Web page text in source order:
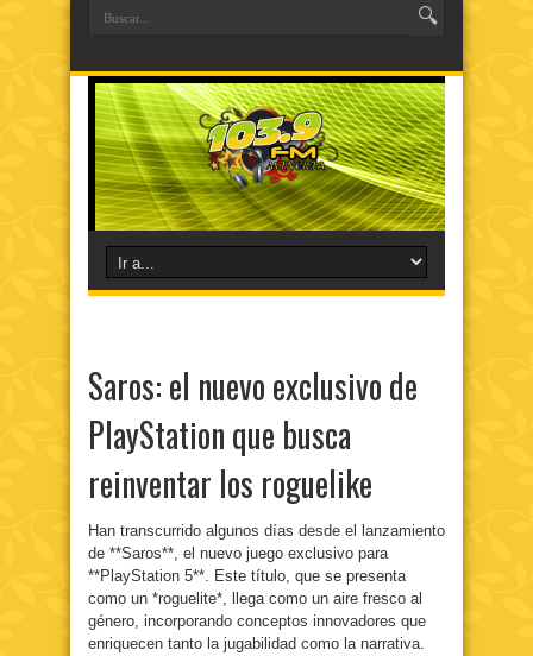
Saros: el nuevo exclusivo de
PlayStation que busca
reinventar los roguelike
Han transcurrido algunos días desde el lanzamiento
de **Saros**, el nuevo juego exclusivo para
**PlayStation 5**. Este título, que se presenta
como un *roguelite*, llega como un aire fresco al
género, incorporando conceptos innovadores que
enriquecen tanto la jugabilidad como la narrativa.